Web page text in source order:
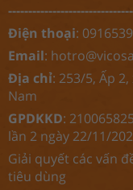
Điện thoại:
Email:
Địa chỉ: 253/5, Ấp
Nam
GPDKKD:
lần 2 ngày 22/11/
Giải quyết các vấn
tiêu dùng